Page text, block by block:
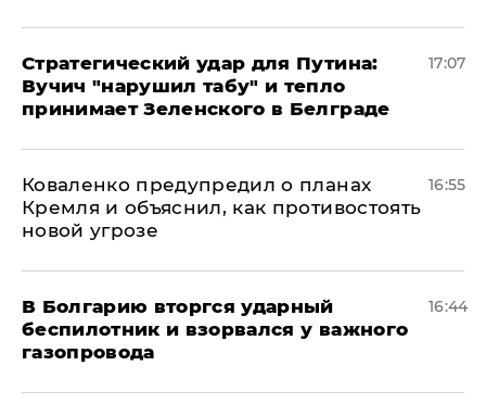
Стратегический удар для Путина:
Вучич "нарушил табу" и тепло
принимает Зеленского в Белграде
17:07
Коваленко предупредил о планах
Кремля и объяснил, как противостоять
новой угрозе
16:55
В Болгарию вторгся ударный
беспилотник и взорвался у важного
газопровода
16:44